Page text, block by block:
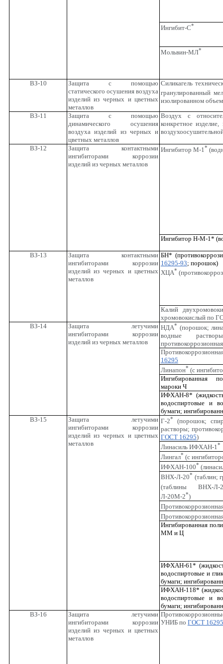
Ингибит-С*
Мольвин-МЛ*
ВЗ-10
Защита с помощью
статического осушения воздуха
изделий из черных и цветных
металлов
Силикагель
гранулированный
изолированном
ВЗ-11
Защита с помощью
динамического осушения
воздуха изделий из черных и
цветных металлов
Воздух с
конкретное
ВЗ-12
Защита контактными
ингибиторами коррозии
изделий из черных металлов
Ингибитор М-1*
Ингибитор Н-М-1*
ВЗ-13
Защита контактными
ингибиторами коррозии
изделий из черных и цветных
металлов
БН*
16295-93; порошок)
ХЦА*
Калий
хромовокислый по
ВЗ-14
Защита летучими
ингибиторами коррозии
изделий из черных металлов
НДА* (порошок;
водные
16295
Линапон* (с
Ингибированная
мароки Ч
ИФХАН-8*
водоспиртовые и
бумаги;
ВЗ-15
Защита летучими
ингибиторами коррозии
изделий из черных и цветных
металлов
Г-2*
(порошок;
растворы;
ГОСТ 16295)
Линасиль ИФХАН-1*
Лингал* (с
ИФХАН-100*
ВНХ-Л-20* (таблин;
(таблины ВНХ-
Л-20М-2*)
Ингибированная
ММ и Ц
ИФХАН-61*
водоспиртовые и
бумаги;
ИФХАН-118*
водоспиртовые и
бумаги;
ВЗ-16
Защита летучими
ингибиторами коррозии
изделий из черных и цветных
металлов
УНИБ по ГОСТ 16295